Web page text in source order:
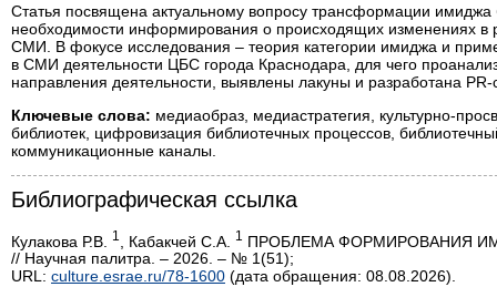
Статья посвящена актуальному вопросу трансформации
необходимости информирования о происходящих изменениях в
СМИ. В фокусе исследования – теория категории имиджа и
в СМИ деятельности ЦБС города Краснодара, для чего
направления деятельности, выявлены лакуны и разработана
Ключевые слова: медиаобраз, медиастратегия, культурно-
библиотек, цифровизация библиотечных процессов,
коммуникационные каналы.
Библиографическая ссылка
Кулакова Р.В. 1 , Кабакчей С.А. 1
ПРОБЛЕМА ФОРМИРОВАНИЯ
// Научная палитра. – 2026. – № 1(51);
URL: culture.esrae.ru/78-1600 (дата обращения: 08.08.2026).